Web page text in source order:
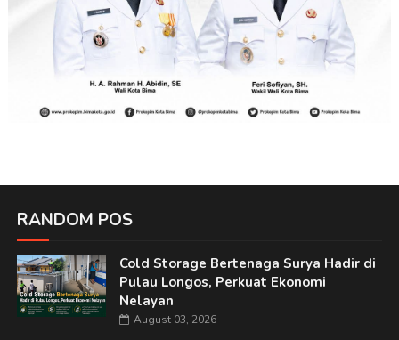
RANDOM POS
Cold Storage Bertenaga Surya Hadir di
Pulau Longos, Perkuat Ekonomi
Nelayan
August 03, 2026